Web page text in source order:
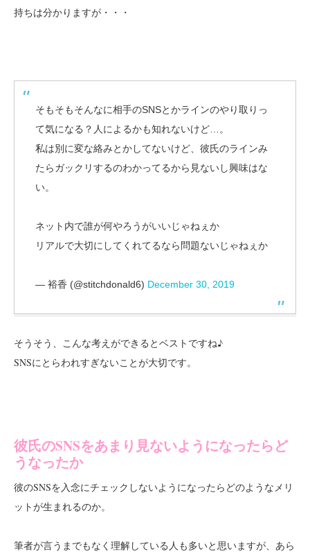
持ちは分かりますが・・・
そもそもそんなに相手のSNSとかラインのやり取りっ
て気になる？人によるかも知れないけど…。
私は別に変な絡みとかしてないけど、彼氏のラインみ
たらガックリするのわかってるから見ないし興味はな
い。
ネット内で誰が何やろうがいいじゃねぇか
リアルで大切にしてくれてるなら問題ないじゃねぇか
— 裕香 (@stitchdonald6) December 30, 2019
そうそう、こんな考えができるとベストですね♪
SNSにとらわれすぎないことが大切です。
彼氏のSNSをあまり見ないようになったらど
うなったか
彼のSNSを入念にチェックしないようになったらどのようなメリ
ットが生まれるのか。
筆者が言うまでもなく理解している人も多いと思いますが、あら